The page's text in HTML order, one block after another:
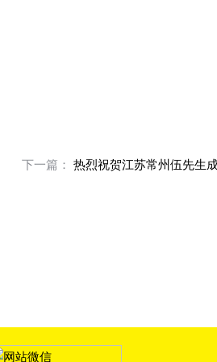
下一篇： 热烈祝贺江苏常州伍先生